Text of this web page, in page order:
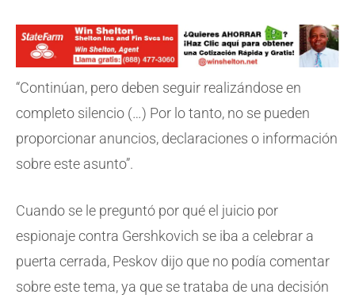
“Continúan, pero deben seguir realizándose en
completo silencio (…) Por lo tanto, no se pueden
proporcionar anuncios, declaraciones o información
sobre este asunto”.
Cuando se le preguntó por qué el juicio por
espionaje contra Gershkovich se iba a celebrar a
puerta cerrada, Peskov dijo que no podía comentar
sobre este tema, ya que se trataba de una decisión